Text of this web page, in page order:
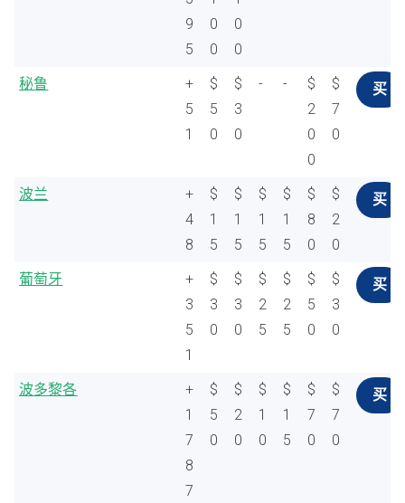
9
5
0
0
0
0
秘鲁
+
5
1
$
5
0
$
3
0
- -
$
2
0
0
$
7
0
买
波兰
+
4
8
$
1
5
$
1
5
$
1
5
$
1
5
$
8
0
$
2
0
买
葡萄牙
+
3
5
1
$
3
0
$
3
0
$
2
5
$
2
5
$
5
0
$
3
0
买
波多黎各
+
1
7
8
7
$
5
0
$
2
0
$
1
0
$
1
5
$
7
0
$
7
0
买